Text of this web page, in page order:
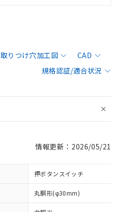
取りつけ穴加工図
CAD
規格認証/適合状況
情報更新：2026/05/21
押ボタンスイッチ
丸胴形(φ30mm)